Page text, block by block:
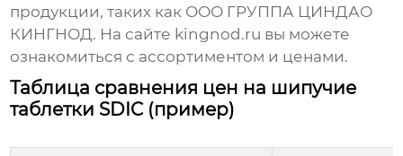
продукции, таких как ООО ГРУППА ЦИНДАО
КИНГНОД. На сайте kingnod.ru вы можете
ознакомиться с ассортиментом и ценами.
Таблица сравнения цен на шипучие
таблетки SDIC (пример)